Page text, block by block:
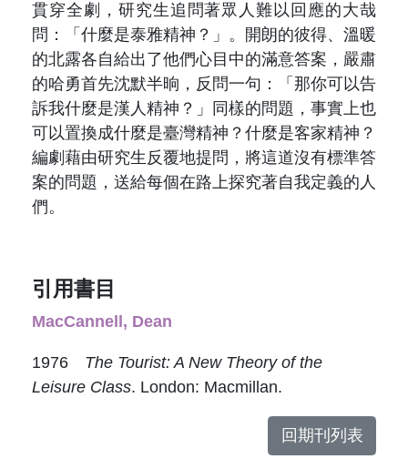
貫穿全劇，研究生追問著眾人難以回應的大哉
問：「什麼是泰雅精神？」。開朗的彼得、溫暖
的北露各自給出了他們心目中的滿意答案，嚴肅
的哈勇首先沈默半晌，反問一句：「那你可以告
訴我什麼是漢人精神？」同樣的問題，事實上也
可以置換成什麼是臺灣精神？什麼是客家精神？
編劇藉由研究生反覆地提問，將這道沒有標準答
案的問題，送給每個在路上探究著自我定義的人
們。
引用書目
MacCannell, Dean
1976 The Tourist: A New Theory of the
Leisure Class. London: Macmillan.
回期刊列表